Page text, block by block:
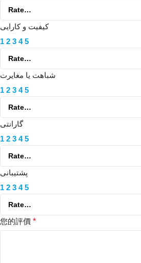
کیفیت و کارایی
1 2 3 4 5
شباهت یا مغایرت
1 2 3 4 5
گارانتی
1 2 3 4 5
پشتیبانی
1 2 3 4 5
您的評價 *